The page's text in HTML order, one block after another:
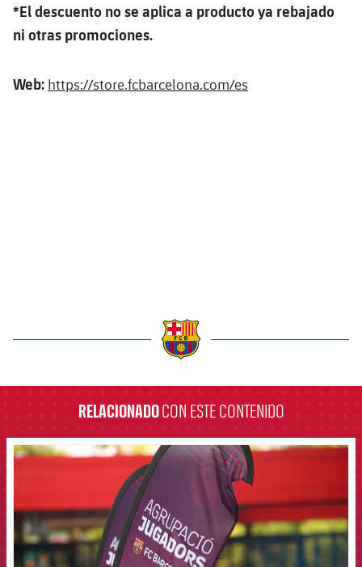
*El descuento no se aplica a producto ya rebajado
ni otras promociones.
Web: https://store.fcbarcelona.com/es
RELACIONADOCON ESTE CONTENIDO
FCB Barcelona badge